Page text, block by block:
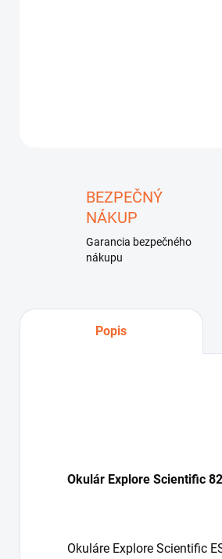
BEZPEČNÝ
NÁKUP
Garancia bezpečného
nákupu
Popis
Okulár Explore Scientific
Okuláre Explore Scientific